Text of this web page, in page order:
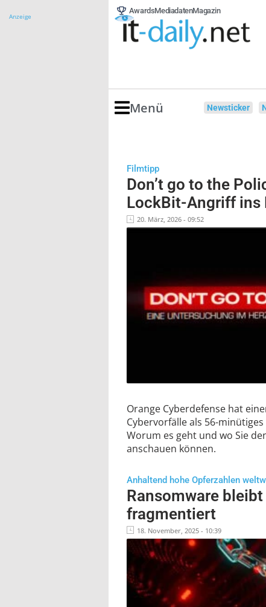
Anzeige
AwardsMediadatenMagazin
Menü Newsticker
Filmtipp
Don’t go to the
LockBit-Angriff ins
20. März, 2026 - 09:52
Orange Cyberdefense hat
Cybervorfälle als 56-
Worum es geht und wo Sie
anschauen können.
Anhaltend hohe Opferzahlen
Ransomware
fragmentiert
18. November, 2025 - 10:39